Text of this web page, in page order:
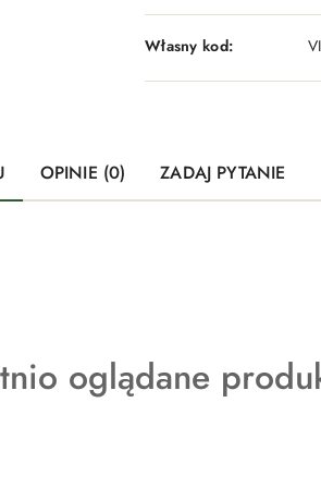
Własny kod:
OPINIE (0) ZADAJ PYTANIE
oglądane